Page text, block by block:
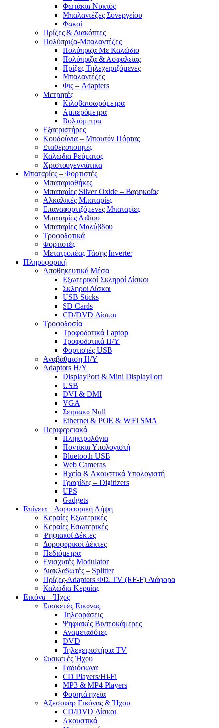
Φωτάκια Νυκτός
Μπαλαντέζες Συνεργείου
Φακοί
Πρίζες & Διακόπτες
Πολύπριζα-Μπαλαντέζες
Πολύπριζα Με Καλώδιο
Πολύπριζα & Ασφαλείας
Πρίζες Τηλεχειριζόμενες
Μπαλαντέζες
Φις – Adapters
Μετρητές
Κιλοβατοωρόμετρα
Αμπερόμετρα
Βολτόμετρα
Εξαεριστήρες
Κουδούνια – Μπουτόν Πόρτας
Σταθεροποιητές
Καλώδια Ρεύματος
Χριστουγεννιάτικα
Μπαταρίες – Φορτιστές
Μπαταριοθήκες
Μπαταρίες Silver Oxide – Βαρηκοΐας
Αλκαλικές Μπαταρίες
Επαναφορτιζόμενες Μπαταρίες
Μπαταρίες Λιθίου
Μπαταρίες Μολύβδου
Τροφοδοτικά
Φορτιστές
Μετατροπέας Τάσης Inverter
Πληροφορική
Αποθηκευτικά Μέσα
Εξωτερικοί Σκληροί Δίσκοι
Σκληροί Δίσκοι
USB Sticks
SD Cards
CD/DVD Δίσκοι
Τροφοδοσία
Τροφοδοτικά Laptop
Τροφοδοτικά Η/Υ
Φορτιστές USB
Αναβάθμιση Η/Υ
Adaptors Η/Υ
DisplayPort & Mini DisplayPort
USB
DVI & DMI
VGA
Σειριακό Null
Ethernet & POE & WiFi SMA
Περιφερειακά
Πληκτρολόγια
Ποντίκια Υπολογιστή
Bluetooth USB
Web Cameras
Ηχεία & Ακουστικά Υπολογιστή
Γραφίδες – Digitizers
UPS
Gadgets
Επίγεια – Δορυφορική Λήψη
Κεραίες Εξωτερικές
Κεραίες Εσωτερικές
Ψηφιακοί Δέκτες
Δορυφορικοί Δέκτες
Πεδιόμετρα
Ενισχυτές Modulator
Διακλαδωτές – Splitter
Πρίζες-Adaptors ΦΙΣ TV (RF-F) Διάφορα
Καλώδια Κεραίας
Εικόνα – Ήχος
Συσκευές Εικόνας
Τηλεοράσεις
Ψηφιακές Βιντεοκάμερες
Αναμεταδότες
DVD
Τηλεχειριστήρια TV
Συσκευές Ήχου
Ραδιόφωνα
CD Players/Hi-Fi
MP3 & MP4 Players
Φορητά ηχεία
Αξεσουάρ Εικόνας & Ήχου
CD/DVD Δίσκοι
Ακουστικά